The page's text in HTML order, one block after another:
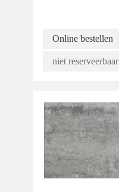
Online bestellen
niet reserveerbaar